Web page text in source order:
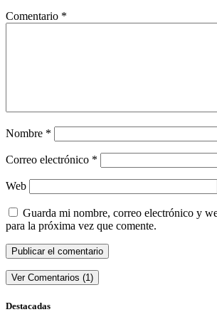
Comentario *
Nombre *
Correo electrónico *
Web
Guarda mi nombre, correo electrónico y
para la próxima vez que comente.
Ver Comentarios (1)
Destacadas